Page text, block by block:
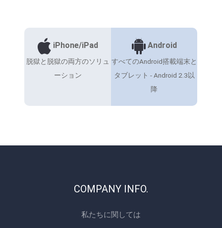
iPhone/iPad
脱獄と脱獄の両方のソリュ
ーション
Android
すべてのAndroid搭載端末と
タブレット - Android 2.3以
降
COMPANY INFO.
私たちに関しては